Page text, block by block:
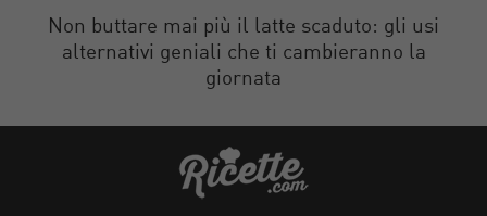
Non buttare mai più il latte scaduto: gli usi
alternativi geniali che ti cambieranno la
giornata